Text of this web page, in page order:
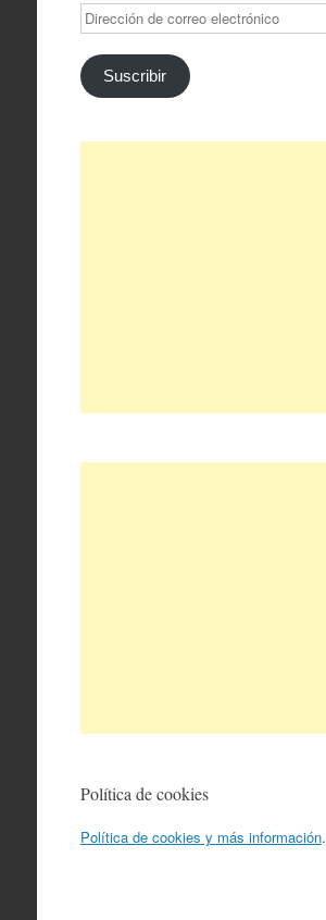
Dirección
de
correo
electrónico
Suscribir
Política de cookies
Política de cookies y más información.